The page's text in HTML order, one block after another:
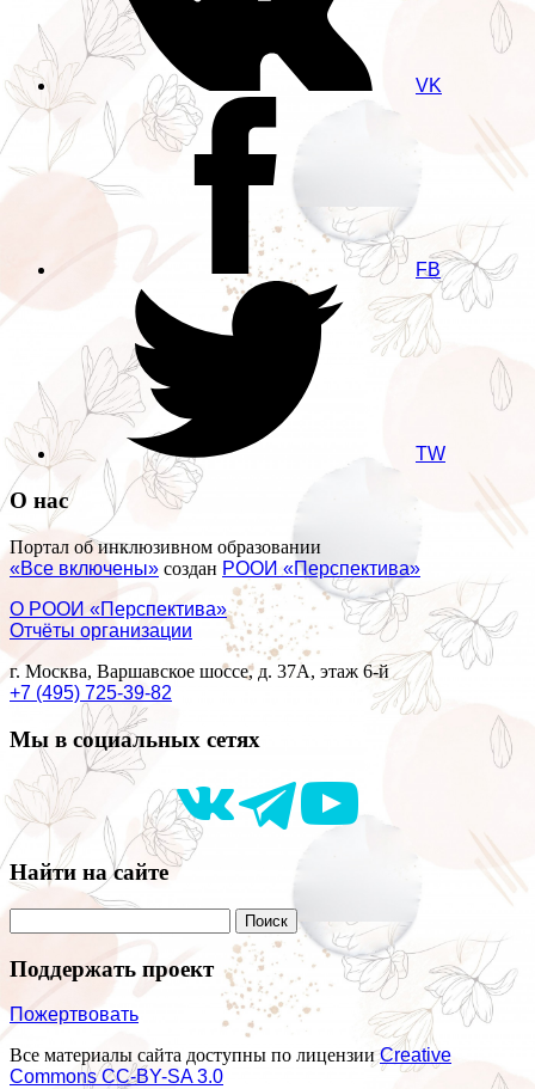
VK
FB
TW
О нас
Портал об инклюзивном образовании
«Все включены» создан РООИ «Перспектива»
О РООИ «Перспектива»
Отчёты организации
г. Москва, Варшавское шоссе, д. 37А, этаж 6-й
+7 (495) 725-39-82
Мы в социальных сетях
Найти на сайте
Поддержать проект
Пожертвовать
Все материалы сайта доступны по лицензииCreative
Commons СС-BY-SA 3.0